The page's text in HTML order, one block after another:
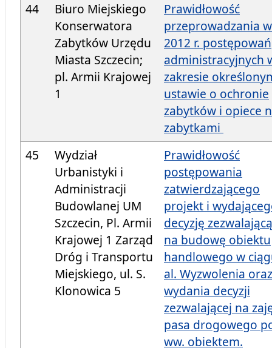
44
Biuro Miejskiego
Konserwatora
Zabytków Urzędu
Miasta Szczecin;
pl. Armii Krajowej
1
Prawidłowość
przeprowadzania w
2012 r. postępowań
administracyjnych
zakresie
ustawie o ochronie
zabytków i opiece
zabytkami
45
Wydział
Urbanistyki i
Administracji
Budowlanej UM
Szczecin, Pl. Armii
Krajowej 1 Zarząd
Dróg i Transportu
Miejskiego, ul. S.
Klonowica 5
Prawidłowość
postępowania
zatwierdzającego
projekt i
decyzję zezwalającą
na budowę obiektu
handlowego w
al. Wyzwolenia oraz
wydania decyzji
zezwalającej na
pasa drogowego
ww. obiektem.